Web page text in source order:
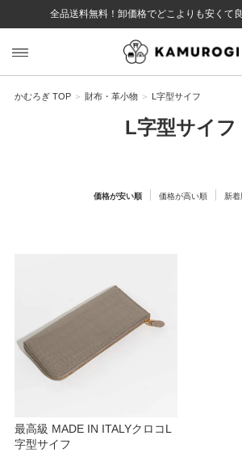
全品送料無料！卸価格でどこよりも安くて
ト 様
マイページ お気に入り カ
#キーワードキーワード
ッグ
戻る
かむろぎ TOP 財布・革小物 L字型サイフ
L字型サイフ
価格が安い順 価格が高い順 新着
最高級 MADE IN ITALYクロコL
字型サイフ